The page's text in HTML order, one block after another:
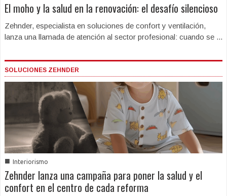
El moho y la salud en la renovación: el desafío silencioso
Zehnder, especialista en soluciones de confort y ventilación,
lanza una llamada de atención al sector profesional: cuando se ...
SOLUCIONES ZEHNDER
■ Interiorismo
Zehnder lanza una campaña para poner la salud y el
confort en el centro de cada reforma